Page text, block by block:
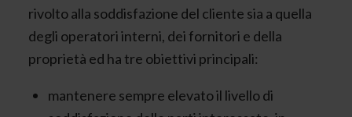
rivolto alla soddisfazione del cliente sia a quella
degli operatori interni, dei fornitori e della
proprietà ed ha tre obiettivi principali:
mantenere sempre elevato il livello di